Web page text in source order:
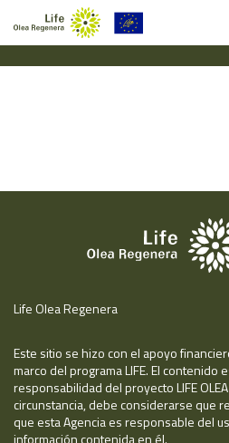
Solicitud #26014
Life Olea Regenera
Este sitio se hizo con el apoyo
marco del programa LIFE. El contenido
responsabilidad del proyecto LIFE
circunstancia, debe considerarse que
que esta Agencia es responsable del
información contenida en él.